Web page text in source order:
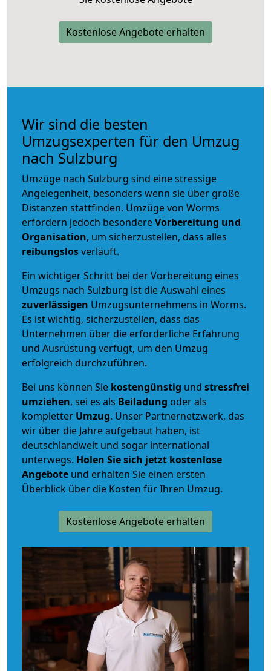
Kostenlose Angebote erhalten
Wir sind die besten
Umzugsexperten für den Umzug
nach Sulzburg
Umzüge nach Sulzburg sind eine stressige
Angelegenheit, besonders wenn sie über große
Distanzen stattfinden. Umzüge von Worms
erfordern jedoch besondereVorbereitung und
Organisation, um sicherzustellen, dass alles
reibungslosverläuft.
Ein wichtiger Schritt bei der Vorbereitung eines
Umzugs nach Sulzburg ist die Auswahl eines
zuverlässigen Umzugsunternehmens in Worms.
Es ist wichtig, sicherzustellen, dass das
Unternehmen über die erforderliche Erfahrung
und Ausrüstung verfügt, um den Umzug
erfolgreich durchzuführen.
Bei uns können Sie kostengünstig und stressfrei
umziehen, sei es als Beiladung oder als
kompletter Umzug. Unser Partnernetzwerk, das
wir über die Jahre aufgebaut haben, ist
deutschlandweit und sogar international
unterwegs. Holen Sie sich jetzt kostenlose
Angebote und erhalten Sie einen ersten
Überblick über die Kosten für Ihren Umzug.
Kostenlose Angebote erhalten